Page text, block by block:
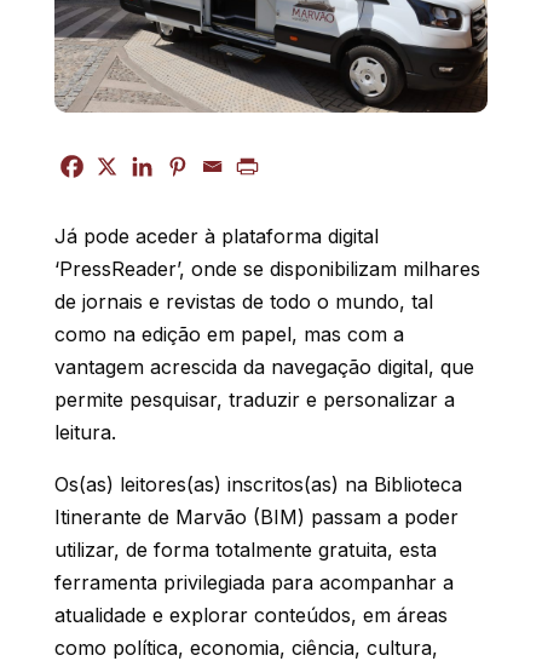
Já pode aceder à plataforma digital
‘PressReader’, onde se disponibilizam milhares
de jornais e revistas de todo o mundo, tal
como na edição em papel, mas com a
vantagem acrescida da navegação digital, que
permite pesquisar, traduzir e personalizar a
leitura.
Os(as) leitores(as) inscritos(as) na Biblioteca
Itinerante de Marvão (BIM) passam a poder
utilizar, de forma totalmente gratuita, esta
ferramenta privilegiada para acompanhar a
atualidade e explorar conteúdos, em áreas
como política, economia, ciência, cultura,